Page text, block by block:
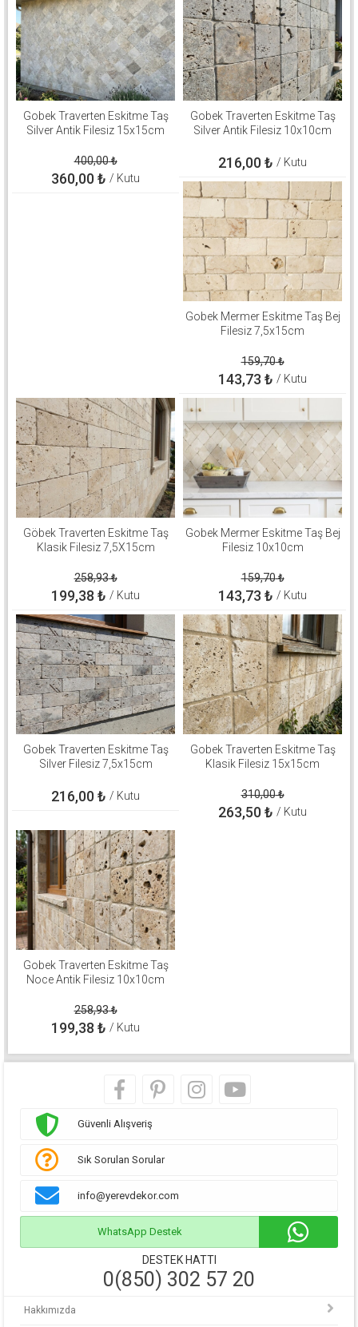
Gobek Traverten Eskitme Taş
Silver Antik Filesiz 15x15cm
400,00₺
360,00₺ / Kutu
Gobek Traverten Eskitme Taş
Silver Antik Filesiz 10x10cm
216,00₺ / Kutu
Gobek Mermer Eskitme Taş Bej
Filesiz 7,5x15cm
159,70₺
143,73 ₺ / Kutu
Göbek Traverten Eskitme Taş
Klasik Filesiz 7,5X15cm
258,93₺
199,38 ₺ / Kutu
Gobek Mermer Eskitme Taş Bej
Filesiz 10x10cm
159,70₺
143,73 ₺ / Kutu
Gobek Traverten Eskitme Taş
Silver Filesiz 7,5x15cm
216,00₺ / Kutu
Gobek Traverten Eskitme Taş
Klasik Filesiz 15x15cm
310,00₺
263,50₺ / Kutu
Gobek Traverten Eskitme Taş
Noce Antik Filesiz 10x10cm
258,93₺
199,38 ₺ / Kutu
Güvenli Alışveriş
Sık Sorulan Sorular
info@yerevdekor.com
WhatsApp Destek
DESTEK HATTI
0(850) 302 57 20
Hakkımızda